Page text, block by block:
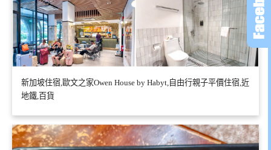
新加坡住宿,歐文之家Owen House by Habyt,自由行親子平價住宿,近
地鐵,百貨